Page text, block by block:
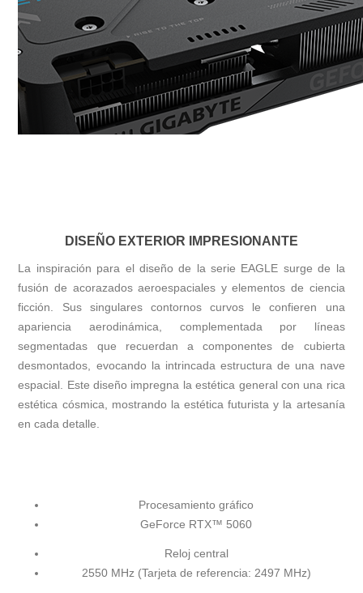
DISEÑO EXTERIOR IMPRESIONANTE
La inspiración para el diseño de la serie EAGLE surge de la
fusión de acorazados aeroespaciales y elementos de ciencia
ficción. Sus singulares contornos curvos le confieren una
apariencia aerodinámica, complementada por líneas
segmentadas que recuerdan a componentes de cubierta
desmontados, evocando la intrincada estructura de una nave
espacial. Este diseño impregna la estética general con una rica
estética cósmica, mostrando la estética futurista y la artesanía
en cada detalle.
Procesamiento gráfico
GeForce RTX™ 5060
Reloj central
2550 MHz (Tarjeta de referencia: 2497 MHz)